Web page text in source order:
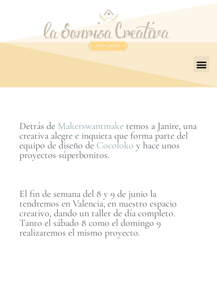
Detrás de Makerswantmake temos a Janire, una
creativa alegre e inquieta que forma parte del
equipo de diseño de Cocoloko y hace unos
proyectos súperbonitos.
El fin de semana del 8 y 9 de junio la
tendremos en Valencia, en nuestro espacio
creativo, dando un taller de día completo.
Tanto el sábado 8 como el domingo 9
realizaremos el mismo proyecto.